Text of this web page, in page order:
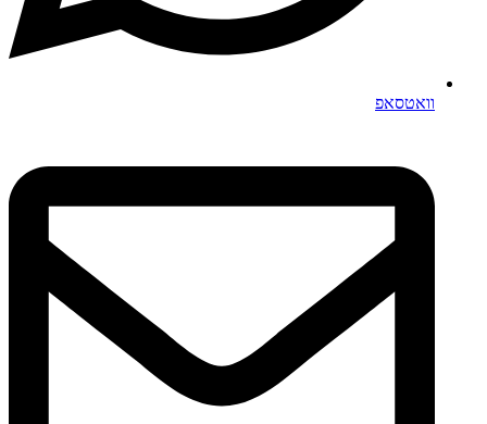
וואטסאפ